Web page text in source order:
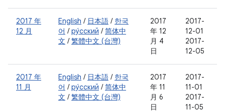
2017 年
12 月
English / 日本語 / 한국
어 /ру́сский /简体中
文 /繁體中文 (台灣)
2017
年 12
月 4
日
2017-
12-01
2017-
12-05
2017 年
11 月
English / 日本語 / 한국
어 /ру́сский /简体中
文 /繁體中文 (台灣)
2017
年 11
月 6
日
2017-
11-01
2017-
11-05